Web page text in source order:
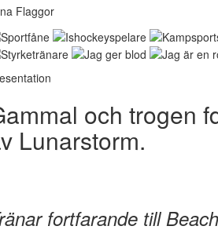
Flaggor
och trogen
Lunarstorm.
fortfarande till